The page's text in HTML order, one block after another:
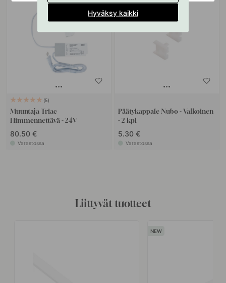
5
Muuntaja Triac
Himmennettävä - 24V
80.50 €
Varastossa
Päätykappale Nubo - Valkoinen
- 2 kpl
5.30 €
Varastossa
Liittyvät tuotteet
Hyväksy kaikki